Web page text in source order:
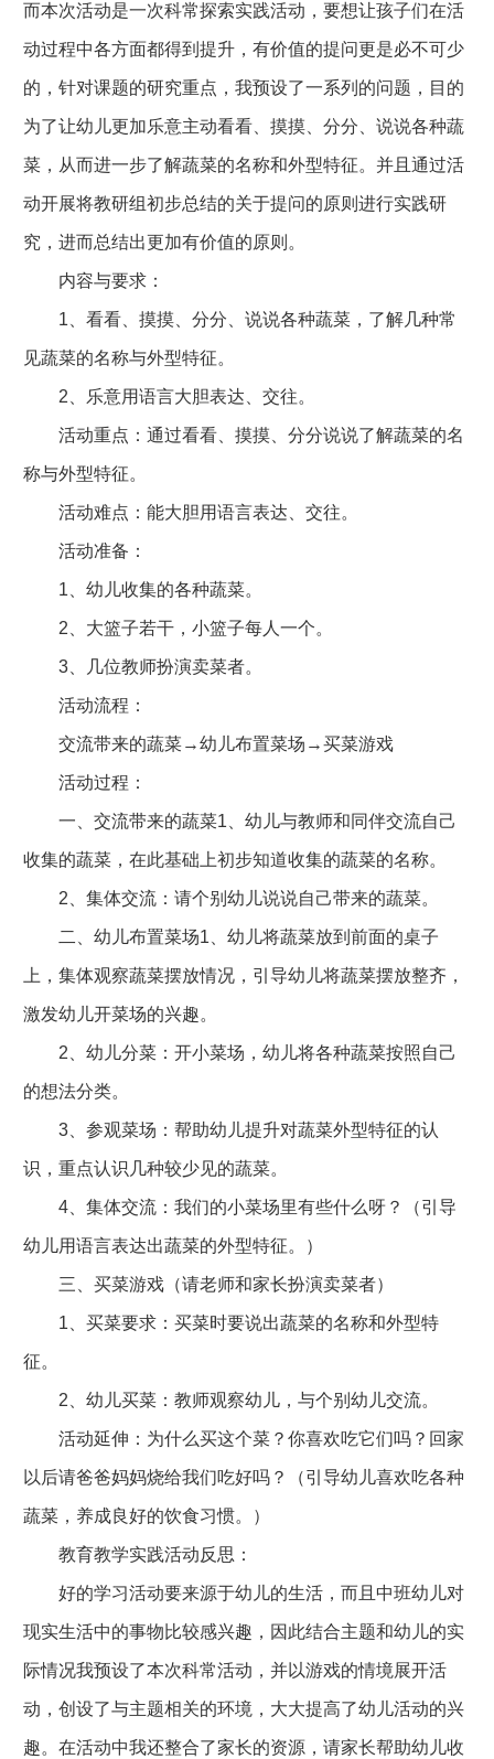
而本次活动是一次科常探索实践活动，要想让孩子们在活
动过程中各方面都得到提升，有价值的提问更是必不可少
的，针对课题的研究重点，我预设了一系列的问题，目的
为了让幼儿更加乐意主动看看、摸摸、分分、说说各种蔬
菜，从而进一步了解蔬菜的名称和外型特征。并且通过活
动开展将教研组初步总结的关于提问的原则进行实践研
究，进而总结出更加有价值的原则。
内容与要求：
1、看看、摸摸、分分、说说各种蔬菜，了解几种常
见蔬菜的名称与外型特征。
2、乐意用语言大胆表达、交往。
活动重点：通过看看、摸摸、分分说说了解蔬菜的名
称与外型特征。
活动难点：能大胆用语言表达、交往。
活动准备：
1、幼儿收集的各种蔬菜。
2、大篮子若干，小篮子每人一个。
3、几位教师扮演卖菜者。
活动流程：
交流带来的蔬菜→幼儿布置菜场→买菜游戏
活动过程：
一、交流带来的蔬菜1、幼儿与教师和同伴交流自己
收集的蔬菜，在此基础上初步知道收集的蔬菜的名称。
2、集体交流：请个别幼儿说说自己带来的蔬菜。
二、幼儿布置菜场1、幼儿将蔬菜放到前面的桌子
上，集体观察蔬菜摆放情况，引导幼儿将蔬菜摆放整齐，
激发幼儿开菜场的兴趣。
2、幼儿分菜：开小菜场，幼儿将各种蔬菜按照自己
的想法分类。
3、参观菜场：帮助幼儿提升对蔬菜外型特征的认
识，重点认识几种较少见的蔬菜。
4、集体交流：我们的小菜场里有些什么呀？（引导
幼儿用语言表达出蔬菜的外型特征。）
三、买菜游戏（请老师和家长扮演卖菜者）
1、买菜要求：买菜时要说出蔬菜的名称和外型特
征。
2、幼儿买菜：教师观察幼儿，与个别幼儿交流。
活动延伸：为什么买这个菜？你喜欢吃它们吗？回家
以后请爸爸妈妈烧给我们吃好吗？（引导幼儿喜欢吃各种
蔬菜，养成良好的饮食习惯。）
教育教学实践活动反思：
好的学习活动要来源于幼儿的生活，而且中班幼儿对
现实生活中的事物比较感兴趣，因此结合主题和幼儿的实
际情况我预设了本次科常活动，并以游戏的情境展开活
动，创设了与主题相关的环境，大大提高了幼儿活动的兴
趣。在活动中我还整合了家长的资源，请家长帮助幼儿收